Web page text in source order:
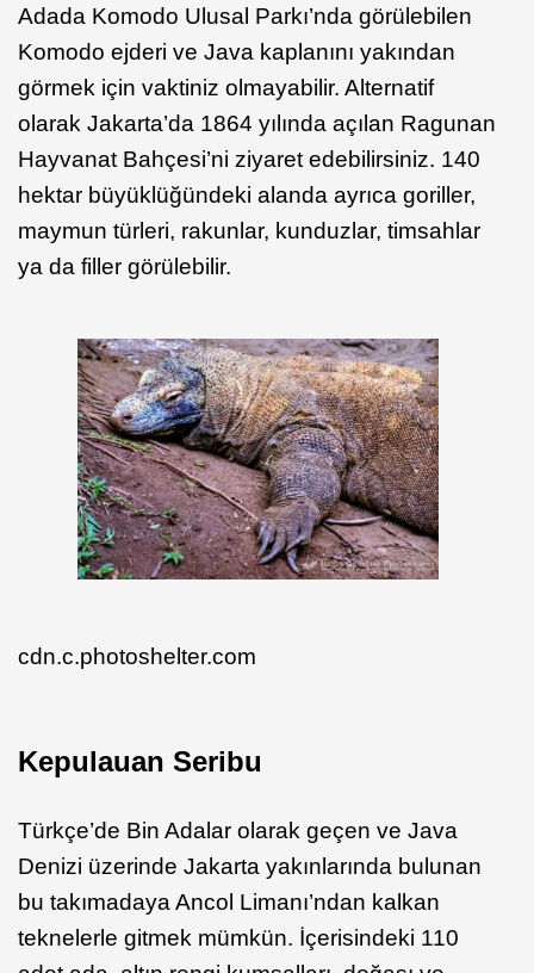
Adada Komodo Ulusal Parkı’nda görülebilen
Komodo ejderi ve Java kaplanını yakından
görmek için vaktiniz olmayabilir. Alternatif
olarak Jakarta’da 1864 yılında açılan Ragunan
Hayvanat Bahçesi’ni ziyaret edebilirsiniz. 140
hektar büyüklüğündeki alanda ayrıca goriller,
maymun türleri, rakunlar, kunduzlar, timsahlar
ya da filler görülebilir.
cdn.c.photoshelter.com
Kepulauan Seribu
Türkçe’de Bin Adalar olarak geçen ve Java
Denizi üzerinde Jakarta yakınlarında bulunan
bu takımadaya Ancol Limanı’ndan kalkan
teknelerle gitmek mümkün. İçerisindeki 110